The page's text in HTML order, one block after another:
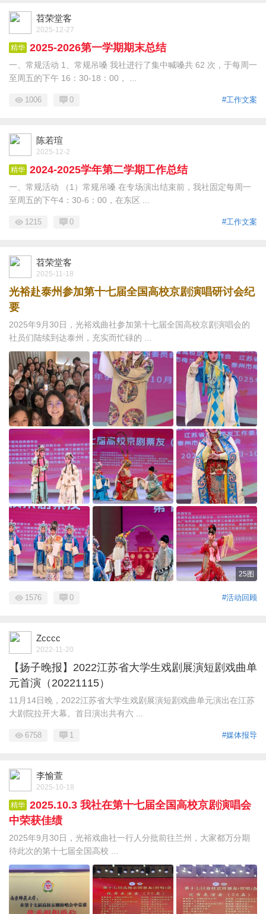
苕荣堂客
2025-12-27
精华 2025-2026第一学期期末总结
一、常规活动 1、常规吊嗓 我社进行了集中喊嗓共 62 次，于每周一
至周五的下午 16：30-18：00， ...
#工作文案
1006 0
陈若瑄
2025-12-2
精华 2024-2025学年第二学期工作总结
一、常规活动 （1）常规吊嗓 在专场演出结束前，我社固定每周一
至周五的下午4：30-6：00，在东区 ...
#工作文案
1215 0
苕荣堂客
2025-11-18
光裕赴泰州参加第十七届全国高校京剧演唱研讨会纪
要
2025年9月30日，光裕戏曲社参加第十七届全国高校京剧演唱会的
社员们陆续到达泰州，充实而忙碌的 ...
25图
#活动回顾
1576 0
Zcccc
2022-11-20
【扬子晚报】2022江苏省大学生戏剧展演短剧戏曲单
元首演（20221115）
11月14日晚，2022江苏省大学生戏剧展演短剧戏曲单元演出在江苏
大剧院拉开大幕。首日演出共有六 ...
#媒体报导
6758 1
李愉萱
2025-10-18
精华 2025.10.3 我社在第十七届全国高校京剧演唱会
中荣获佳绩
2025年9月30日，光裕戏曲社一行人分批前往兰州，大家都万分期
待此次的第十七届全国高校 ...